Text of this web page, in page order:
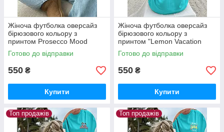
Жіноча футболка оверсайз
бірюзового кольору з
принтом Prosecco Mood
Готово до відправки
550 ₴
Купити
Жіноча футболка оверсайз
бірюзового кольору з
принтом "Lemon Vacation
Sunshine"
Готово до відправки
550 ₴
Купити
Топ продажів Топ продажів